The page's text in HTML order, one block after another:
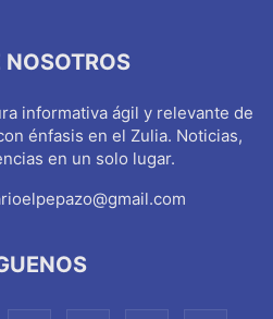
NOSOTROS
informativa ágil y relevante de
énfasis en el Zulia. Noticias,
en un solo lugar.